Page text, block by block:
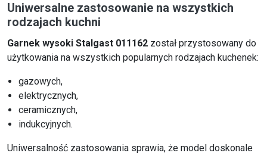
Uniwersalne zastosowanie na wszystkich
rodzajach kuchni
Garnek wysoki Stalgast 011162 został przystosowany do
użytkowania na wszystkich popularnych rodzajach kuchenek:
gazowych,
elektrycznych,
ceramicznych,
indukcyjnych.
Uniwersalność zastosowania sprawia, że model doskonale